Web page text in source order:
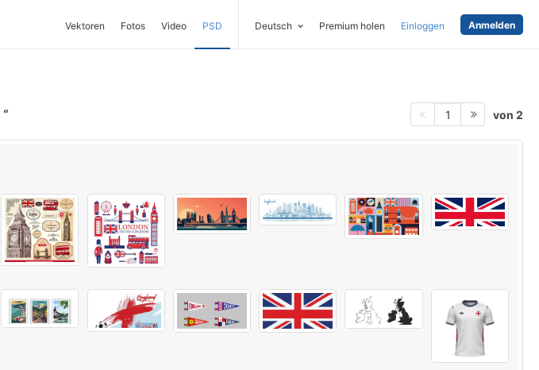
Vektoren Fotos Video PSD Deutsch Premium holen Einloggen Anmelden
1 von 2